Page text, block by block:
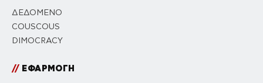
ΔΕΔΟΜΕΝΟ
COUSCOUS
DIMOCRACY
//ΕΦΑΡΜΟΓΗ